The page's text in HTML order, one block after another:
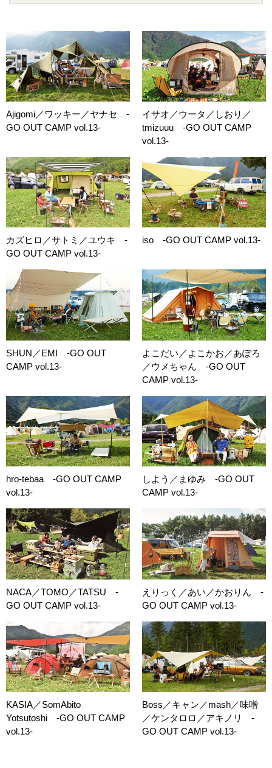
Ajigomi／ワッキー／ヤナセ -
GO OUT CAMP vol.13-
イサオ／ウータ／しおり／
tmizuuu -GO OUT CAMP
vol.13-
カズヒロ／サトミ／ユウキ -
GO OUT CAMP vol.13-
iso -GO OUT CAMP vol.13-
SHUN／EMI -GO OUT
CAMP vol.13-
よこだい／よこかお／あぽろ
／ウメちゃん -GO OUT
CAMP vol.13-
hro-tebaa -GO OUT CAMP
vol.13-
しよう／まゆみ -GO OUT
CAMP vol.13-
NACA／TOMO／TATSU -
GO OUT CAMP vol.13-
えりっく／あい／かおりん -
GO OUT CAMP vol.13-
KASIA／SomAbito
Yotsutoshi -GO OUT CAMP
vol.13-
Boss／キャン／mash／味噌
／ケンタロロ／アキノリ -
GO OUT CAMP vol.13-